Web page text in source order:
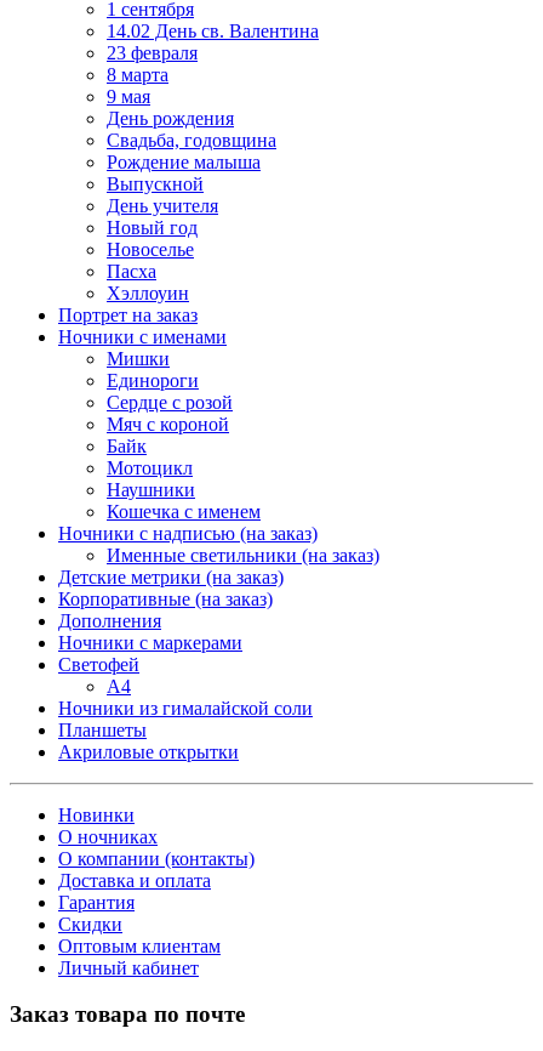
1 сентября
14.02 День св. Валентина
23 февраля
8 марта
9 мая
День рождения
Свадьба, годовщина
Рождение малыша
Выпускной
День учителя
Новый год
Новоселье
Пасха
Хэллоуин
Портрет на заказ
Ночники с именами
Мишки
Единороги
Сердце с розой
Мяч с короной
Байк
Мотоцикл
Наушники
Кошечка с именем
Ночники с надписью (на заказ)
Именные светильники (на заказ)
Детские метрики (на заказ)
Корпоративные (на заказ)
Дополнения
Ночники с маркерами
Светофей
А4
Ночники из гималайской соли
Планшеты
Акриловые открытки
Новинки
О ночниках
О компании (контакты)
Доставка и оплата
Гарантия
Скидки
Оптовым клиентам
Личный кабинет
Заказ товара по почте